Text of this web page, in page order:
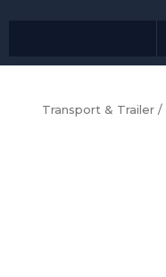
Transport & Trailer /